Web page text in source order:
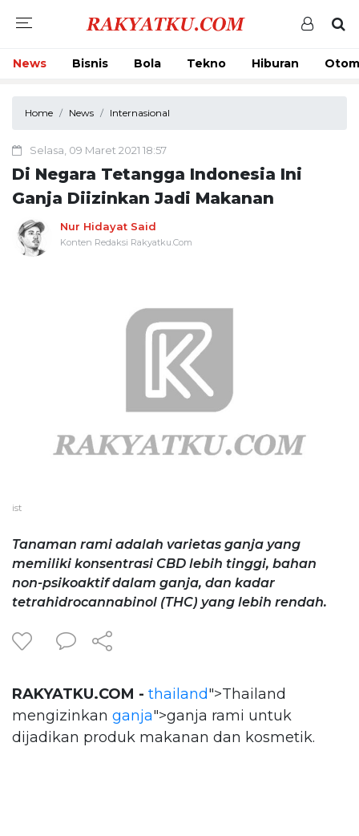
News Bisnis Bola Tekno Hiburan
Home News Internasional
Selasa, 09 Maret 2021 18:57
Di Negara Tetangga Indonesia Ini
Ganja Diizinkan Jadi Makanan
Nur Hidayat Said
Konten Redaksi Rakyatku.Com
ist
Tanaman rami adalah varietas ganja yang
memiliki konsentrasi CBD lebih tinggi, bahan
non-psikoaktif dalam ganja, dan kadar
tetrahidrocannabinol (THC) yang lebih rendah.
RAKYATKU.COM - thailand">Thailand
mengizinkan ganja">ganja rami untuk
dijadikan produk makanan dan kosmetik.